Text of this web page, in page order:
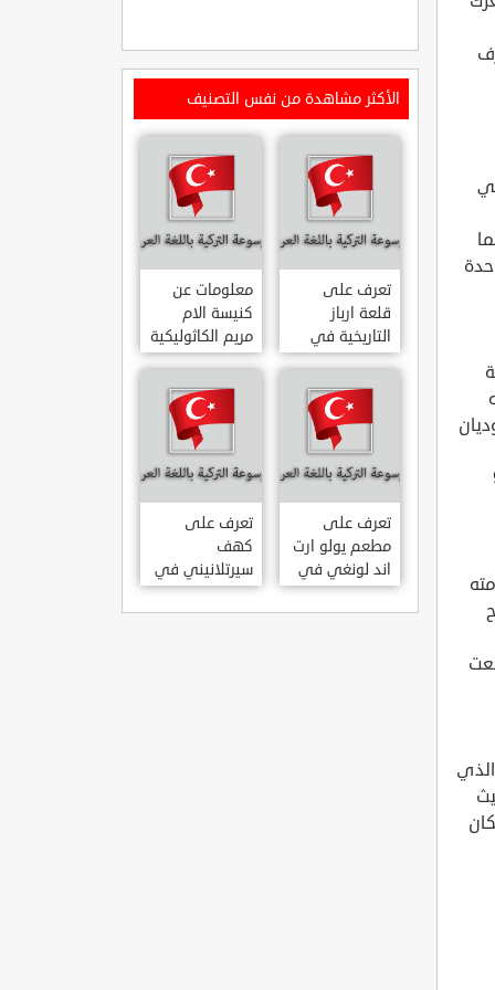
كما
الوديان
90
درجة ، حيث
الأكثر مشاهدة من نفس التصنيف
تعرف على
قلعة ارباز
التاريخية في
ولاية ايدن.. من
القلاع الدولة
العثمانية
ARPAZ
KALESI AYDIN
معلومات عن
كنيسة الام
مريم الكاثوليكية
في هاتي .. من
معالم المدينة
التاريخية
والدينية
MERYEM ANA
KATOLIK
KILISESI
HATAY
تعرف على
مطعم يولو ارت
اند لونغي في
ازمير .. مطعم
بجدران متحف
تعرف على
كهف
سيرتلانيني في
ولاية ايدن .. من
اعاجيب الطبيعة